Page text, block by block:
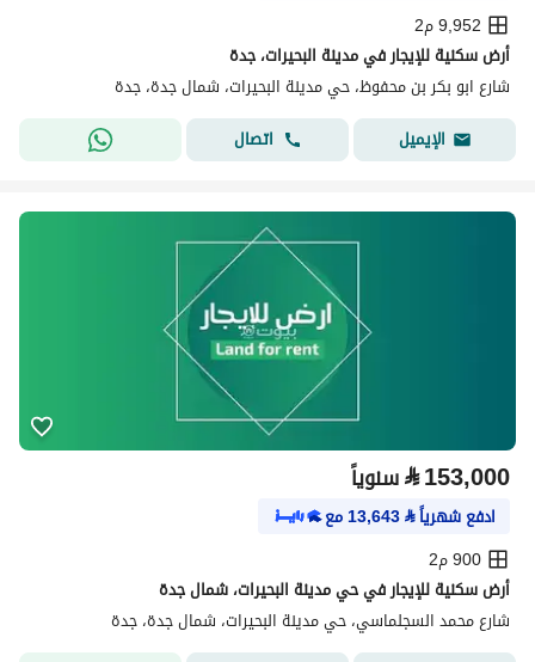
9,952 م2
أرض سكنية للإيجار في مدينة البحيرات، جدة
شارع ابو بكر بن محفوظ، حي مدينة البحيرات، شمال جدة، جدة
الإيميل
اتصال
⃁153,000 سنوياً
ادفع شهرياً⃁
13,643مع
900 م2
أرض سكنية للإيجار في حي مدينة البحيرات، شمال جدة
شارع محمد السجلماسي، حي مدينة البحيرات، شمال جدة، جدة